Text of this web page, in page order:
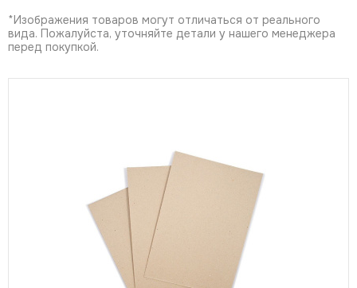
*Изображения товаров могут отличаться от реального
вида. Пожалуйста, уточняйте детали у нашего менеджера
перед покупкой.